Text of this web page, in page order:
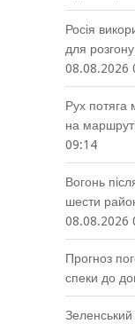
Росія
для
08.08.2026
Рух потяга
на
09:14
Вогонь
шести
08.08.2026
Прогноз
спеки до